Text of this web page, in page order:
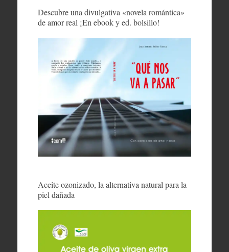
Descubre una divulgativa «novela romántica»
de amor real ¡En ebook y ed. bolsillo!
Aceite ozonizado, la alternativa natural para la
piel dañada